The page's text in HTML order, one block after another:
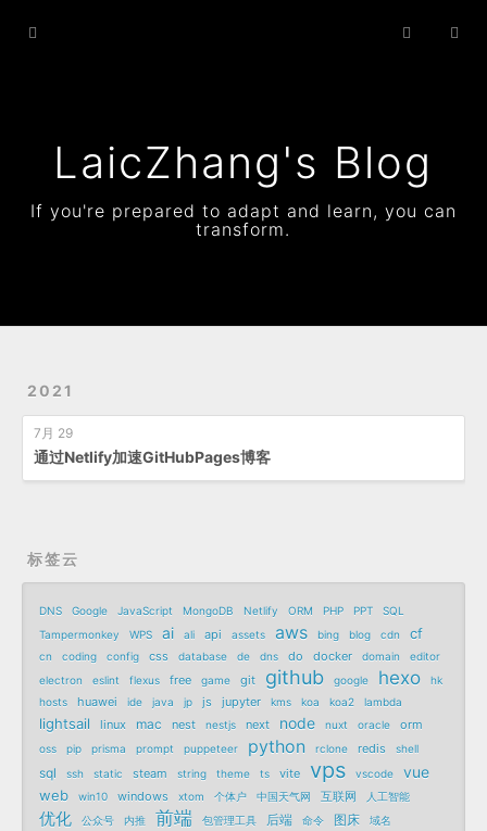
LaicZhang's Blog
If you're prepared to adapt and learn, you can
transform.
2021
7月 29
通过Netlify加速GitHubPages博客
标签云
DNS Google JavaScript MongoDB Netlify ORM PHP PPT
SQL
Tampermonkey
WPS ai ali api assets aws bing blog cdn cf
cn coding config css database de dns do docker domain
editor
electron
eslint flexus free game git github google hexo
hk
hosts
huawei ide java jp js jupyter kms koa koa2 lambda
lightsail linux mac nest nestjs next node nuxt oracle orm
oss pip prisma prompt puppeteer python rclone redis shell
sql ssh static steam string theme ts vite vps vscode vue
web win10 windows xtom 个体户 中国天气网 互联网 人工智能
优化 公众号 内推 前端 包管理工具 后端 命令 图床
域名
Home
Resume